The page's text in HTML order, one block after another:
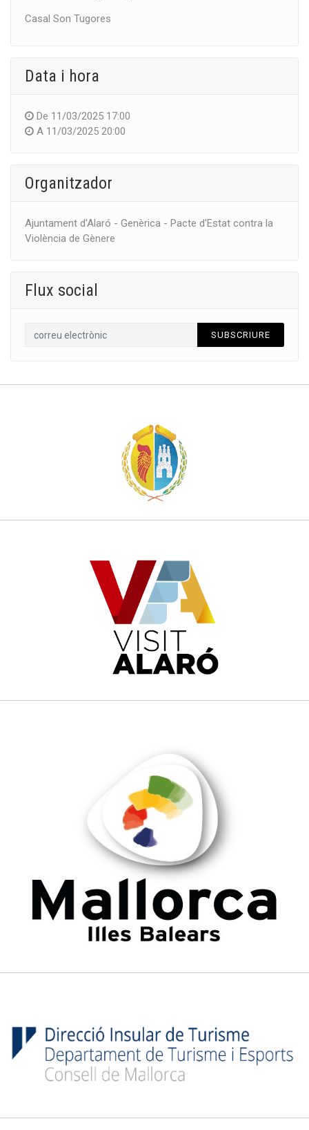
Casal Son Tugores
Data i hora
De 11/03/2025 17:00
A 11/03/2025 20:00
Organitzador
Ajuntament d'Alaró - Genèrica - Pacte d'Estat contra la
Violència de Gènere
Flux social
SUBSCRIURE